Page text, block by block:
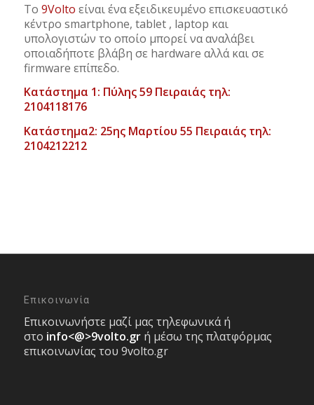
Το 9Volto είναι ένα εξειδικευμένο επισκευαστικό
κέντρο smartphone, tablet , laptop και
υπολογιστών το οποίο μπορεί να αναλάβει
οποιαδήποτε βλάβη σε hardware αλλά και σε
firmware επίπεδο.
Κατάστημα 1: Πύλης 59 Πειραιάς τηλ:
2104118176
Κατάστημα2: 25ης Μαρτίου 55 Πειραιάς τηλ:
2104212212
Επικοινωνία
Επικοινωνήστε μαζί μας τηλεφωνικά ή
στο info<@>9volto.gr ή μέσω της πλατφόρμας
επικοινωνίας του 9volto.gr